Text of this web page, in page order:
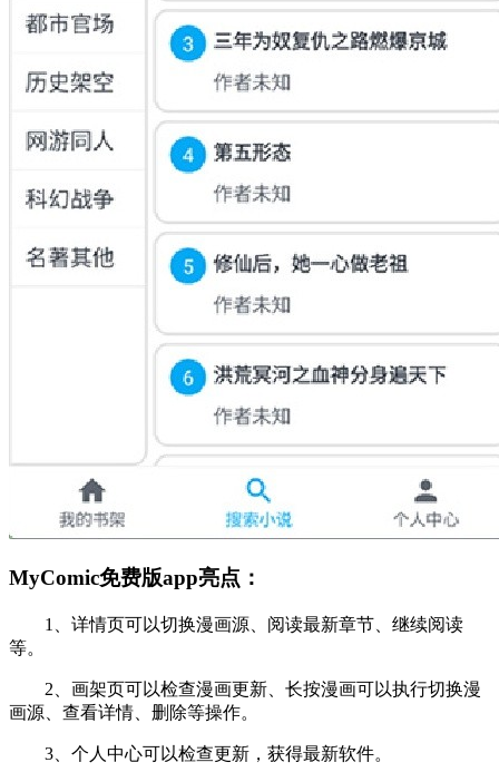
MyComic免费版app亮点：
1、详情页可以切换漫画源、阅读最新章节、继续阅读
等。
2、画架页可以检查漫画更新、长按漫画可以执行切换漫
画源、查看详情、删除等操作。
3、个人中心可以检查更新，获得最新软件。